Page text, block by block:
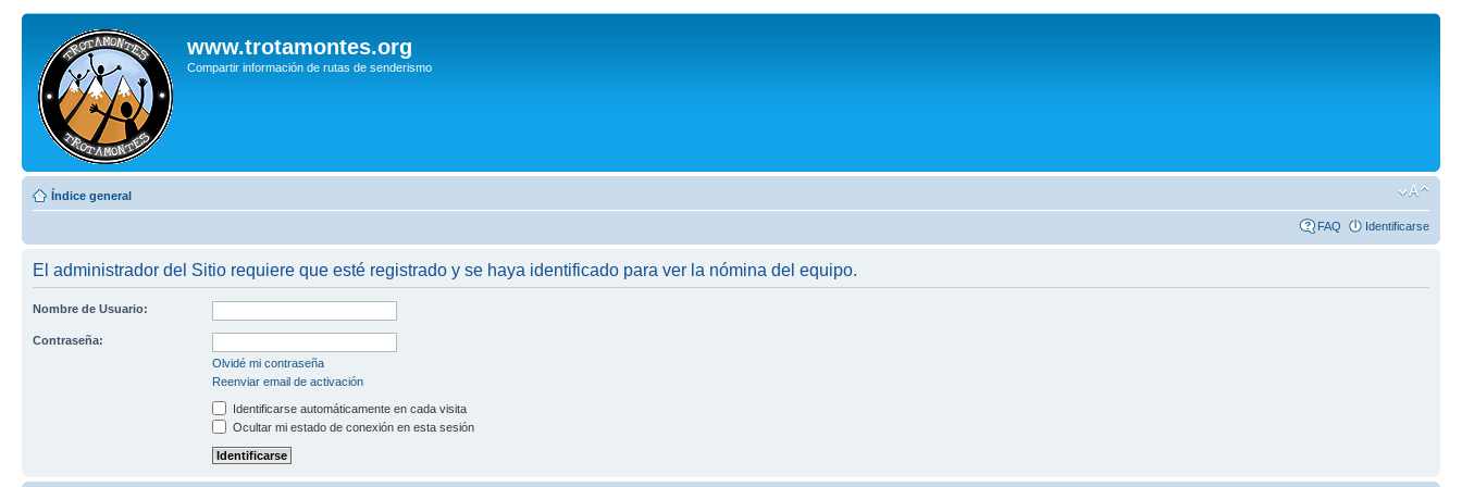
www.trotamontes.org
Compartir información de rutas de senderismo
Índice general
FAQ Identificarse
El administrador del Sitio requiere que esté registrado y se haya identificado para ver la nómina del equipo.
Nombre de Usuario:
Contraseña:
Olvidé mi contraseña
Reenviar email de activación
Identificarse automáticamente en cada visita
Ocultar mi estado de conexión en esta sesión